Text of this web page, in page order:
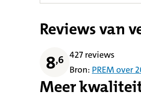
Reviews van
8,6 427 reviews
Bron: PREMover
Meer